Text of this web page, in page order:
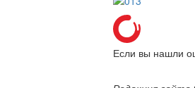
Если вы нашли